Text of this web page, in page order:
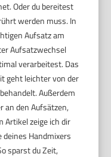
Oder du bereitest
werden muss. In
Aufsatz am
Aufsatzwechsel
verarbeitest. Das
geht leichter von der
Außerdem
an den Aufsätzen,
Artikel zeige ich dir
Handmixers
sparst du Zeit,